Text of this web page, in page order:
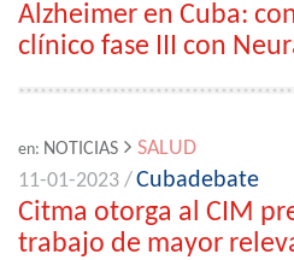
Alzheimer en Cuba:
clínico fase III con
en: NOTICIAS
SALUD
11-01-2023 /Cubadebate
Citma otorga al CIM
trabajo de mayor